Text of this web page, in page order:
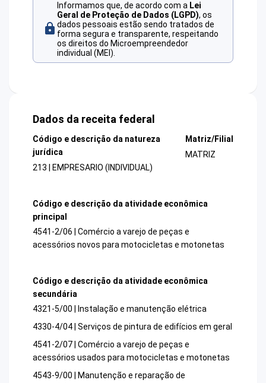
Informamos que, de acordo com a Lei
Geral de Proteção de Dados (LGPD), os
dados pessoais estão sendo tratados de
forma segura e transparente, respeitando
os direitos do Microempreendedor
individual (MEI).
Dados da receita federal
Código e descrição da natureza
jurídica
213 | EMPRESARIO (INDIVIDUAL)
Matriz/Filial
MATRIZ
Código e descrição da atividade econômica
principal
4541-2/06 | Comércio a varejo de peças e
acessórios novos para motocicletas e motonetas
Código e descrição da atividade econômica
secundária
4321-5/00 | Instalação e manutenção elétrica
4330-4/04 | Serviços de pintura de edifícios em geral
4541-2/07 | Comércio a varejo de peças e
acessórios usados para motocicletas e motonetas
4543-9/00 | Manutenção e reparação de